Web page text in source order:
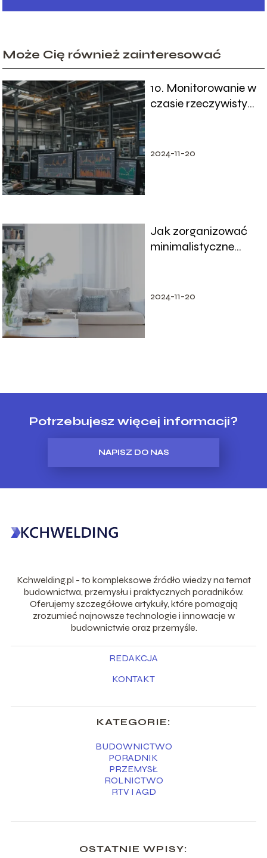
Może Cię również zainteresować
10. Monitorowanie w
czasie rzeczywistym
przemysł
2024-11-20
Jak zorganizować
minimalistyczne
2024-11-20
Potrzebujesz więcej informacji?
NAPISZ DO NAS
Kchwelding.pl - to kompleksowe źródło wiedzy na temat
budownictwa, przemysłu i praktycznych poradników.
Oferujemy szczegółowe artykuły, które pomagają
zrozumieć najnowsze technologie i innowacje w
budownictwie oraz przemyśle.
REDAKCJA
KONTAKT
KATEGORIE:
BUDOWNICTWO
PORADNIK
PRZEMYSŁ
ROLNICTWO
RTV I AGD
OSTATNIE WPISY: